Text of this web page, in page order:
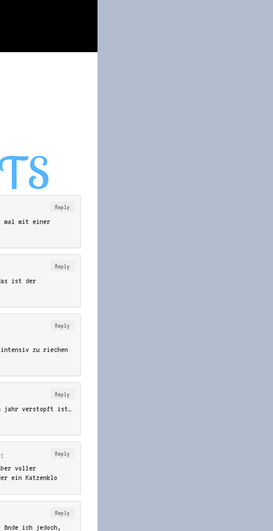
Reply
mal mit einer
Reply
ist der
Reply
intensiv zu riechen
Reply
jahr verstopft ist…
Reply
voller
ein Katzenklo
Reply
finde ich jedoch,